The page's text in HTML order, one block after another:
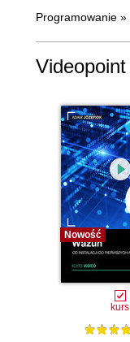
Programowanie »
Nowość
kurs